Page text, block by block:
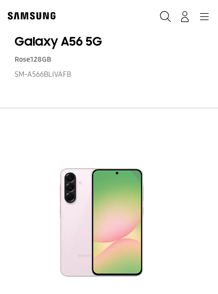
content
Galaxy A56 5G
Rose128GB
SM-A566BLIVAFB